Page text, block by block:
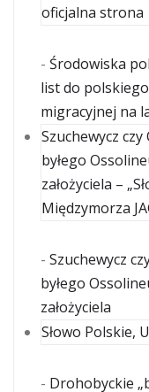
oficjalna strona
- Środowiska
list do
migracyjnej na
Szuchewycz
byłego
założyciela –
Międzymorza
- Szuchewycz
byłego
założyciela
Słowo Polskie,
- Drohobyckie